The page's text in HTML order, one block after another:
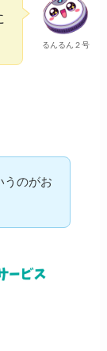
るんるん２号
うのがお